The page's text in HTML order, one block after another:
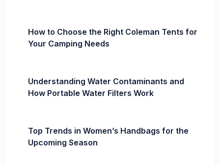
How to Choose the Right Coleman Tents for
Your Camping Needs
Understanding Water Contaminants and
How Portable Water Filters Work
Top Trends in Women’s Handbags for the
Upcoming Season